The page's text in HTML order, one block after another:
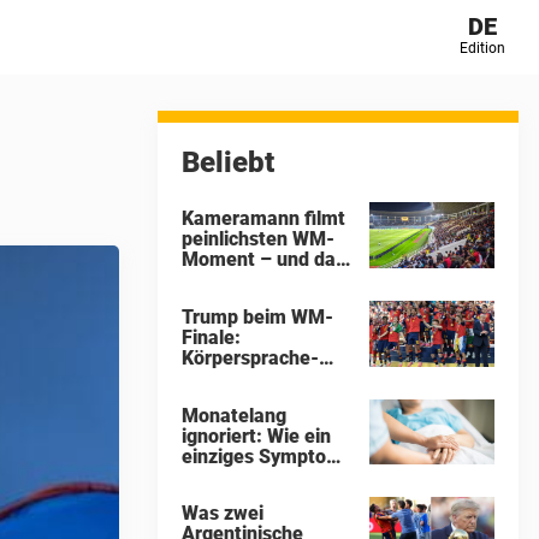
DE
Edition
Beliebt
Kameramann filmt
peinlichsten WM-
Moment – und das
Trump beim WM-
Finale:
Körpersprache-
der Bühne
passierte
Monatelang
ignoriert: Wie ein
einziges Symptom
kostete
Was zwei
Argentinische